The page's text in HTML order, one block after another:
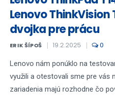
Lenovo
dvojka pre prácu
ERIK ŠÍPOŠ 19.2.2025 0
Lenovo nám ponúklo na
využili a otestovali sme pre vás
zariadenia majú rozhodne čo